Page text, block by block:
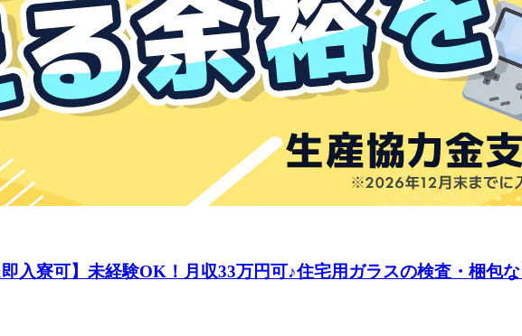
入寮可】未経験OK！月収33万円可♪住宅用ガラスの検査・梱包